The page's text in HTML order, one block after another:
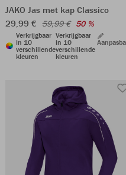
JAKO Jas met kap Classico
29,99 € 59,99 € 50 %
Verkrijgbaar
in 10
verschillende
kleuren
Verkrijgbaar
in 10
verschillende
kleuren